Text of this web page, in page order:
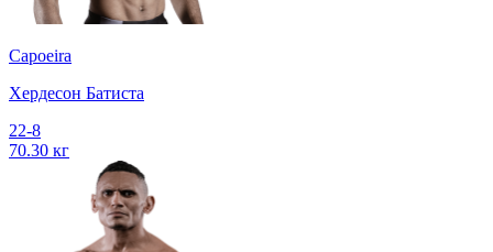
Capoeira
Хердесон Батиста
22-8
70.30 кг